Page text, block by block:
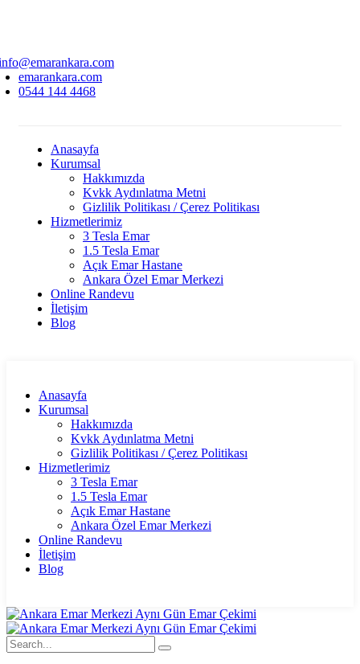
emarankara.com
0544 144 4468
Anasayfa
Kurumsal
Hakkımızda
Kvkk Aydınlatma Metni
Gizlilik Politikası / Çerez Politikası
Hizmetlerimiz
3 Tesla Emar
1.5 Tesla Emar
Açık Emar Hastane
Ankara Özel Emar Merkezi
Online Randevu
İletişim
Blog
Anasayfa
Kurumsal
Hakkımızda
Kvkk Aydınlatma Metni
Gizlilik Politikası / Çerez Politikası
Hizmetlerimiz
3 Tesla Emar
1.5 Tesla Emar
Açık Emar Hastane
Ankara Özel Emar Merkezi
Online Randevu
İletişim
Blog